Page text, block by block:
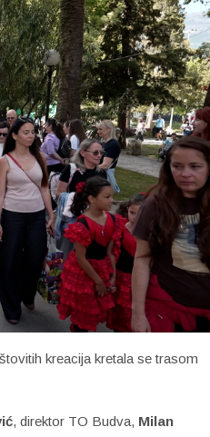
kreacija kretala se trasom
, direktor TO Budva, Milan